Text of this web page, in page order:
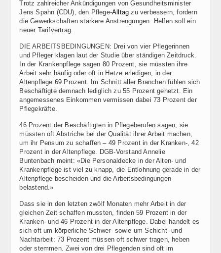
Trotz zahlreicher Ankündigungen von Gesundheitsminister
Jens Spahn (CDU), den Pflege-Alltag zu verbessern, fordern
die Gewerkschaften stärkere Anstrengungen. Helfen soll ein
neuer Tarifvertrag.
DIE ARBEITSBEDINGUNGEN: Drei von vier Pflegerinnen
und Pfleger klagen laut der Studie über ständigen Zeitdruck.
In der Krankenpflege sagen 80 Prozent, sie müssten ihre
Arbeit sehr häufig oder oft in Hetze erledigen, in der
Altenpflege 69 Prozent. Im Schnitt aller Branchen fühlen sich
Beschäftigte demnach lediglich zu 55 Prozent gehetzt. Ein
angemessenes Einkommen vermissen dabei 73 Prozent der
Pflegekräfte.
46 Prozent der Beschäftigten in Pflegeberufen sagen, sie
müssten oft Abstriche bei der Qualität ihrer Arbeit machen,
um ihr Pensum zu schaffen – 49 Prozent in der Kranken-, 42
Prozent in der Altenpflege. DGB-Vorstand Annelie
Buntenbach meint: «Die Personaldecke in der Alten- und
Krankenpflege ist viel zu knapp, die Entlohnung gerade in der
Altenpflege bescheiden und die Arbeitsbedingungen
belastend.»
Dass sie in den letzten zwölf Monaten mehr Arbeit in der
gleichen Zeit schaffen mussten, finden 59 Prozent in der
Kranken- und 46 Prozent in der Altenpflege. Dabei handelt es
sich oft um körperliche Schwer- sowie um Schicht- und
Nachtarbeit: 73 Prozent müssen oft schwer tragen, heben
oder stemmen. Zwei von drei Pflegenden sind oft im